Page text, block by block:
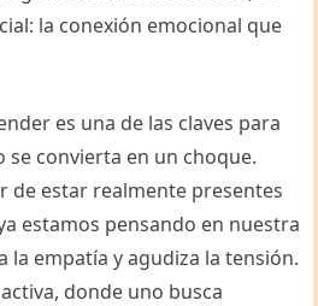
la conexión emocional que
es una de las claves para
se convierta en un choque.
de estar realmente presentes
estamos pensando en nuestra
la empatía y agudiza la tensión.
donde uno busca